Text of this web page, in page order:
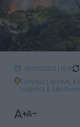
19/07/2023 | 15:19
Ειδήσεις | Διεθνή
Logistics &